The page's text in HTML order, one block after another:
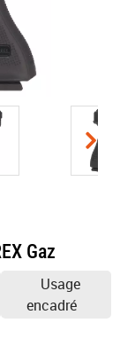
Gaz
Usage
encadré